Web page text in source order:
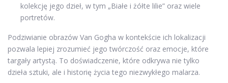
kolekcję jego dzieł, w tym „Białe i żółte lilie” oraz wiele
portretów.
Podziwianie obrazów Van Gogha w kontekście ich lokalizacji
pozwala lepiej zrozumieć jego twórczość oraz emocje, które
targały artystą. To doświadczenie, które odkrywa nie tylko
dzieła sztuki, ale i historię życia tego niezwykłego malarza.